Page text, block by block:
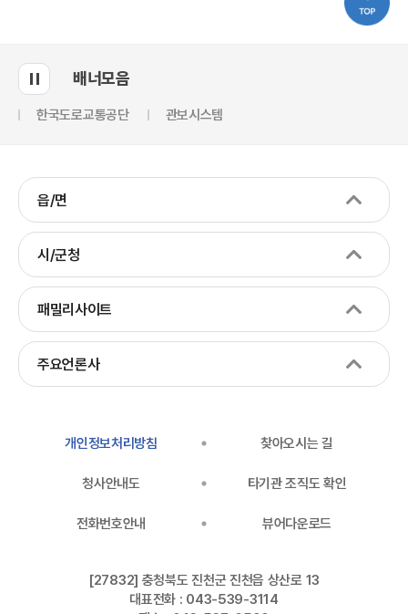
배너모음
한국도로교통공단 관보시스템
읍/면
시/군청
패밀리사이트
주요언론사
개인정보처리방침 찾아오시는 길
청사안내도 타기관 조직도 확인
전화번호안내 뷰어다운로드
[27832] 충청북도 진천군 진천읍 상산로 13
대표전화 : 043-539-3114